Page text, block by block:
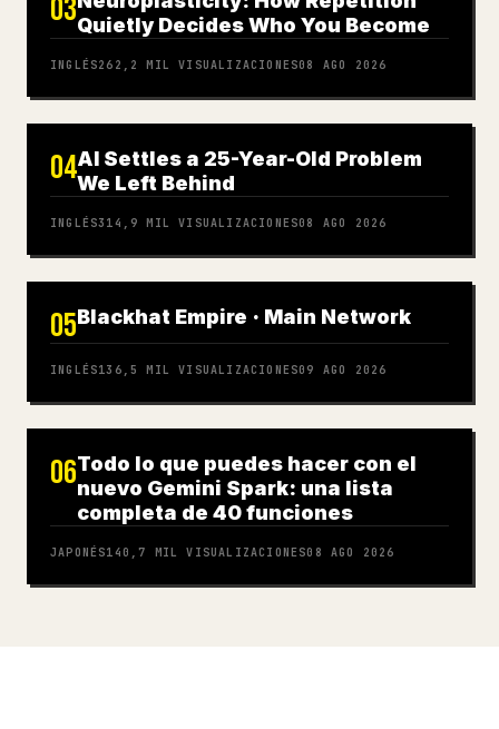
03Quietly Decides Who You Become
INGLÉS262,2 MIL VISUALIZACIONES08 AGO 2026
04AI Settles a 25-Year-Old Problem
We Left Behind
INGLÉS314,9 MIL VISUALIZACIONES08 AGO 2026
05Blackhat Empire · Main Network
INGLÉS136,5 MIL VISUALIZACIONES09 AGO 2026
06Todo lo que puedes hacer con el
nuevo Gemini Spark: una lista
completa de 40 funciones
JAPONÉS140,7 MIL VISUALIZACIONES08 AGO 2026